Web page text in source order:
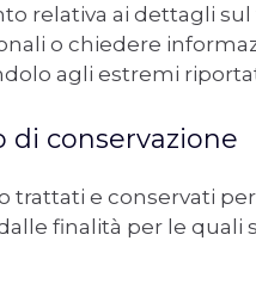
relativa ai dettagli
o chiedere
agli estremi
di conservazione
trattati e conservati
finalità per le quali